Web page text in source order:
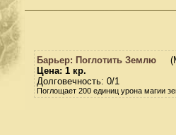
Барьер: Поглотить Землю
Цена: 1 кр.
Долговечность: 0/1
Поглощает 200 единиц урона магии